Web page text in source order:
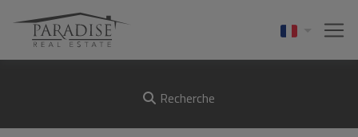
Recherche